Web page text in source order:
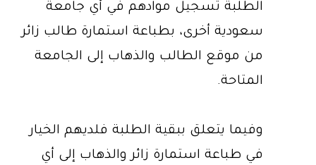
الطلبة تسجيل موادهم في أي جامعة
سعودية أخرى، بطباعة استمارة طالب زائر
من موقع الطالب والذهاب إلى الجامعة
المتاحة.
وفيما يتعلق ببقية الطلبة فلديهم الخيار
في طباعة استمارة زائر والذهاب إلى أي